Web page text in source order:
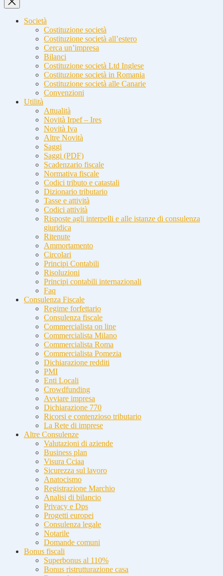
Società
Costituzione società
Costituzione società all’estero
Cerca un’impresa
Bilanci
Costituzione società Ltd Inglese
Costituzione società in Romania
Costituzione società alle Canarie
Convenzioni
Utilità
Attualità
Novità Irpef – Ires
Novità Iva
Altre Novità
Saggi
Saggi (PDF)
Scadenzario fiscale
Normativa fiscale
Codici tributo e catastali
Dizionario tributario
Tasse e attività
Codici attività
Risposte agli interpelli e alle istanze di consulenza
giuridica
Ritenute
Ammortamento
Circolari
Principi Contabili
Risoluzioni
Principi contabili internazionali
Faq
Consulenza Fiscale
Regime forfettario
Consulenza fiscale
Commercialista on line
Commercialista Milano
Commercialista Roma
Commercialista Pomezia
Dichiarazione redditi
PMI
Enti Locali
Crowdfunding
Avviare impresa
Dichiarazione 770
Ricorsi e contenzioso tributario
La Rete di imprese
Altre Consulenze
Valutazioni di aziende
Business plan
Visura Cciaa
Sicurezza sul lavoro
Anatocismo
Registrazione Marchio
Analisi di bilancio
Privacy e Dps
Progetti europei
Consulenza legale
Notarile
Domande comuni
Bonus fiscali
Superbonus al 110%
Bonus ristrutturazione casa